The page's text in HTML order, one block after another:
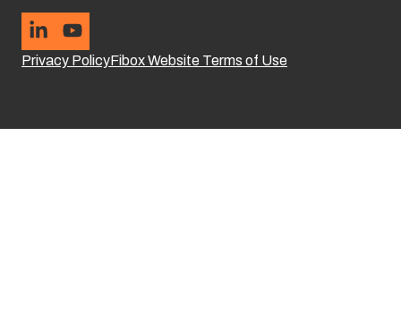
Privacy PolicyFibox Website Terms of Use